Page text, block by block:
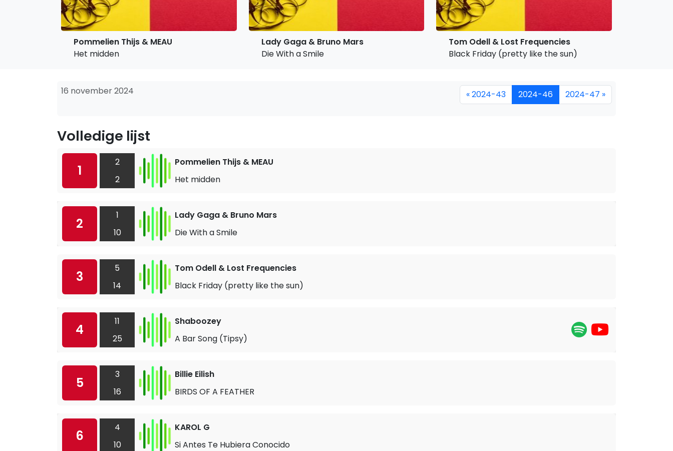
Pommelien Thijs & MEAU
Het midden
Lady Gaga & Bruno Mars
Die With a Smile
Tom Odell & Lost Frequencies
Black Friday (pretty like the sun)
16 november 2024 « 2024-43 2024-46 2024-47 »
Volledige lijst
1
2
2
Pommelien Thijs & MEAU
Het midden
2
1
10
Lady Gaga & Bruno Mars
Die With a Smile
3
5
14
Tom Odell & Lost Frequencies
Black Friday (pretty like the sun)
4
11
25
Shaboozey
A Bar Song (Tipsy)
5
3
16
Billie Eilish
BIRDS OF A FEATHER
6
4
10
KAROL G
Si Antes Te Hubiera Conocido